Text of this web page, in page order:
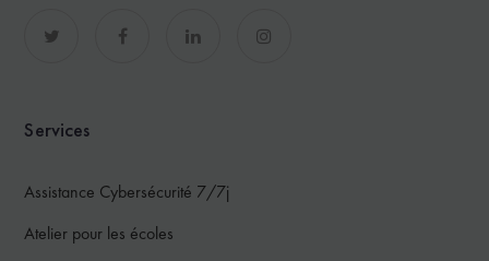
Services
Assistance Cybersécurité 7/7j
Atelier pour les écoles